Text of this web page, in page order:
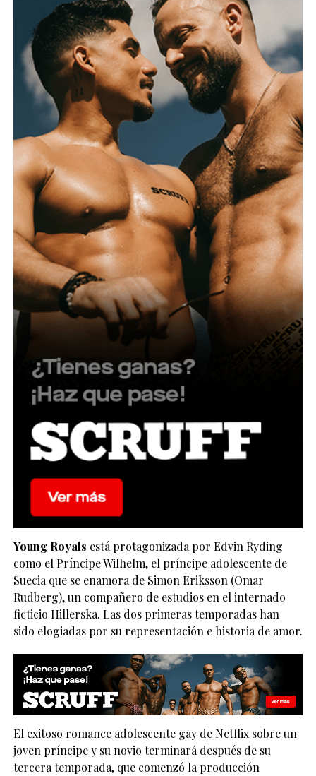
Young Royals está protagonizada por Edvin Ryding
como el Príncipe Wilhelm, el príncipe adolescente de
Suecia que se enamora de Simon Eriksson (Omar
Rudberg), un compañero de estudios en el internado
ficticio Hillerska. Las dos primeras temporadas han
sido elogiadas por su representación e historia de amor.
El exitoso romance adolescente gay de Netflix sobre un
joven príncipe y su novio terminará después de su
tercera temporada, que comenzó la producción